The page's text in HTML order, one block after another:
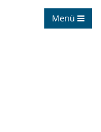
Menü